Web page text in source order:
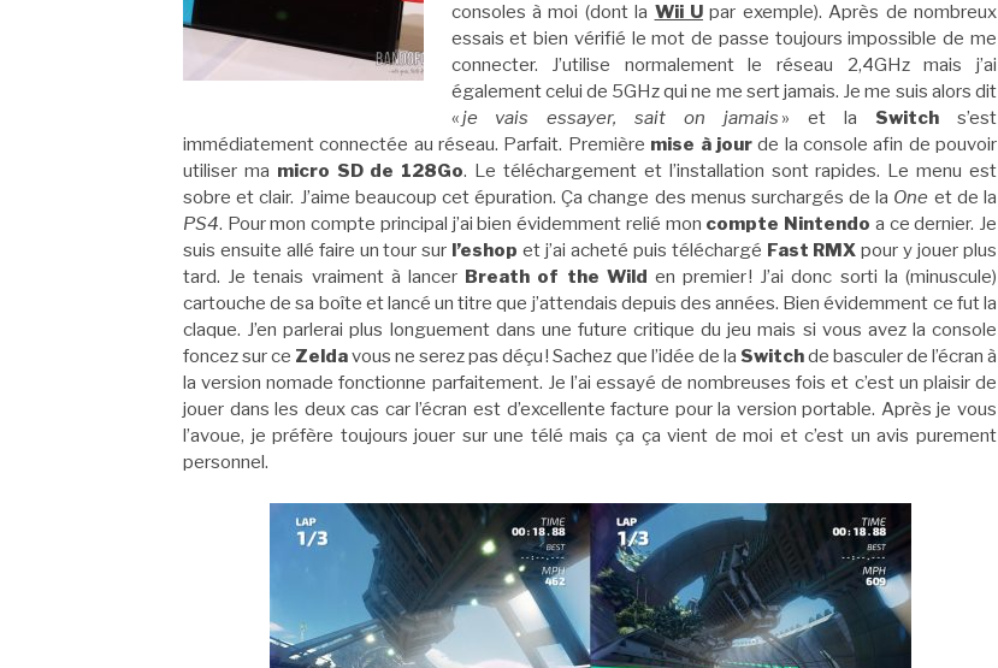
consoles à moi (dont la Wii U par exemple). Après de nombreux
essais et bien vérifié le mot de passe toujours impossible de me
connecter. J’utilise normalement le réseau 2,4GHz mais j’ai
également celui de 5GHz qui ne me sert jamais. Je me suis alors dit
«je vais essayer, sait on jamais » et la Switchs’est
immédiatement connectée au réseau. Parfait. Première mise à jourde la console afin de pouvoir
utiliser ma micro SD de 128Go. Le téléchargement et l’installation sont rapides. Le menu est
sobre et clair. J’aime beaucoup cet épuration. Ça change des menus surchargés de la One et de la
PS4. Pour mon compte principal j’ai bien évidemment relié mon compte Nintendo a ce dernier. Je
suis ensuite allé faire un tour sur l’eshopet j’ai acheté puis téléchargé Fast RMX pour y jouer plus
tard. Je tenais vraiment à lancer Breath of the Wild en premier ! J’ai donc sorti la (minuscule)
cartouche de sa boîte et lancé un titre que j’attendais depuis des années. Bien évidemment ce fut la
claque. J’en parlerai plus longuement dans une future critique du jeu mais si vous avez la console
foncez sur ce Zeldavous ne serez pas déçu ! Sachez que l’idée de la Switchde basculer de l’écran à
la version nomade fonctionne parfaitement. Je l’ai essayé de nombreuses fois et c’est un plaisir de
jouer dans les deux cas car l’écran est d’excellente facture pour la version portable. Après je vous
l’avoue, je préfère toujours jouer sur une télé mais ça ça vient de moi et c’est un avis purement
personnel.